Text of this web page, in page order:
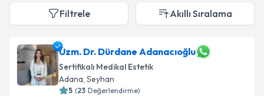
Filtrele Akıllı Sıralama
Uzm. Dr. Dürdane Adanacıoğlu
Sertifikalı Medikal Estetik
Adana, Seyhan
5 (23 Değerlendirme)